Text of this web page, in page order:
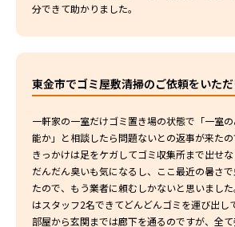
分できて助かりました。
東金市でゴミ屋敷清掃のご依頼をいた
一軒家の一室だけゴミ置き場の状態で「一室
能か」と相談したら問題ないとの返事が来たの
きっかけは足をケガしてゴミ収集所まで出せな
だんだん臭いも気になるし、ここ最近の暑さ
たので、もう業者に頼むしかないと思いまし
はスタッフ2名できてどんどんゴミを運び出し
部屋から玄関までは廊下を通るのですが、全